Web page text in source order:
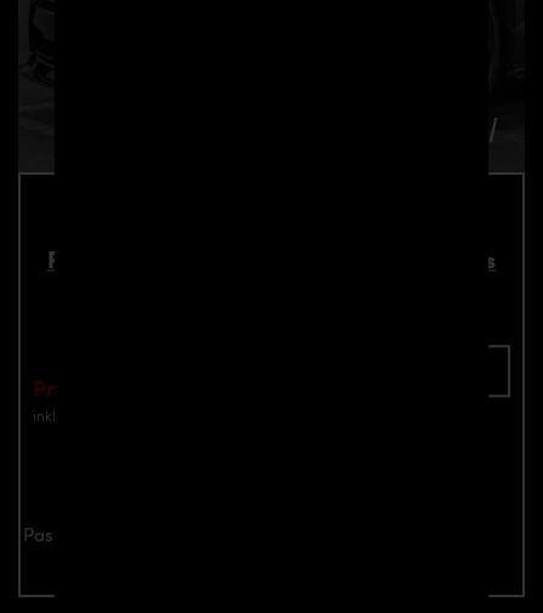
PD700 Frontspoiler für Lamborghini Urus
Preis: €2,190.00
inkl. Mwst.
Passend für alle Lamborghini Urus Modelle